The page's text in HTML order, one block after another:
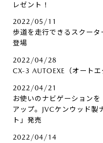
レゼント！
2022/05/11
歩道を走行できるスクー
登場
2022/04/28
CX-3 AUTOEXE（オートエ
2022/04/21
お使いのナビゲーション
アップ。JVCケンウッド製
ト」発売
2022/04/14